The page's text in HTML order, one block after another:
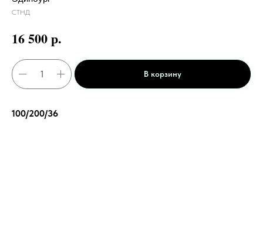
СТНД
16 500р.
В корзину
100/200/36